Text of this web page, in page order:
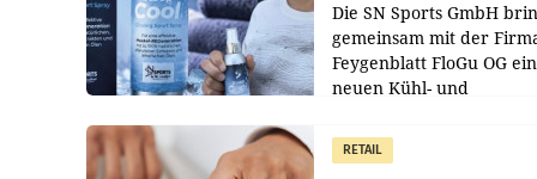
Die SN Sports GmbH
gemeinsam mit der
Feygenblatt FloGu OG
neuen Kühl- und
Markt. Das Produkt
„Keep Cool“ ist zu 100
RETAIL